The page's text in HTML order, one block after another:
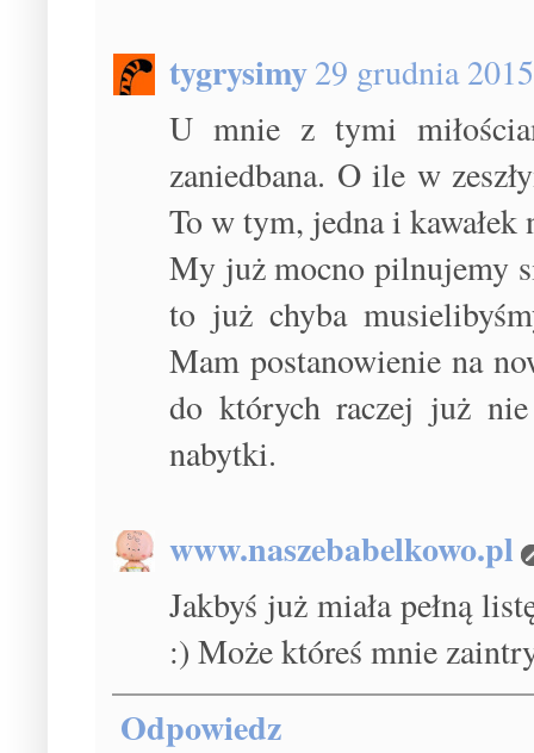
tygrysimy29 grudnia
U mnie z tymi
zaniedbana. O ile w
To w tym, jedna i kawałek
My już mocno pilnujemy
to już chyba
Mam postanowienie na
do których raczej już
nabytki.
www.naszebabelkowo.pl
Jakbyś już miała pełną
:) Może któreś mnie
Odpowiedz